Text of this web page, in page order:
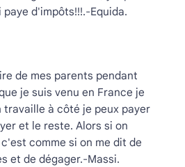
d'impôts!!!.-Equida.
de mes parents pendant
je suis venu en France je
travaille à côté je peux payer
et le reste. Alors si on
comme si on me dit de
et de dégager.-Massi.